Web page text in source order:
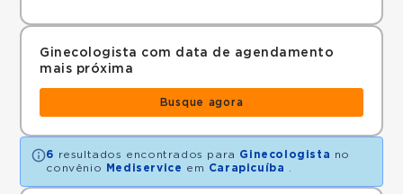
Ginecologista com data de agendamento
mais próxima
Busque agora
6 resultados encontrados para Ginecologista no
convênio
Mediservice em Carapicuíba